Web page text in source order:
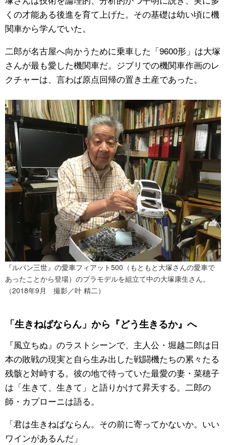
くの才能ある後進を育て上げた。その基礎は幼い頃に機
関車から学んでいた。
二郎が名古屋へ向かうために乗車した「9600形」は大塚
さんが最も愛した機関車だ。ジブリでの機関車作画のレ
クチャーは、言わば原点回帰の置き土産であった。
『ルパン三世』の愛車フィアット500（もともと大塚さんの愛車で
あったことから登場）のプラモデルを組立て中の大塚康生さん。
（2018年9月 撮影／叶 精二）
「生きねばならん」から『どう生きるか』へ
『風立ちぬ』のラストシーンで、主人公・堀越二郎は日
本の敗戦の現実と自ら生み出した戦闘機たちの累々たる
残骸と対峙する。彼の地で待っていた最愛の妻・菜穂子
は「生きて、生きて」と語りかけて昇天する。二郎の
師・カプローニは語る。
「君は生きねばならん。その前に寄ってかないか。いい
ワインがあるんだ」